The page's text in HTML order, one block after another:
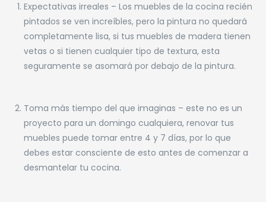
Expectativas irreales – Los muebles de la cocina recién
pintados se ven increíbles, pero la pintura no quedará
completamente lisa, si tus muebles de madera tienen
vetas o si tienen cualquier tipo de textura, esta
seguramente se asomará por debajo de la pintura.
Toma más tiempo del que imaginas – este no es un
proyecto para un domingo cualquiera, renovar tus
muebles puede tomar entre 4 y 7 días, por lo que
debes estar consciente de esto antes de comenzar a
desmantelar tu cocina.